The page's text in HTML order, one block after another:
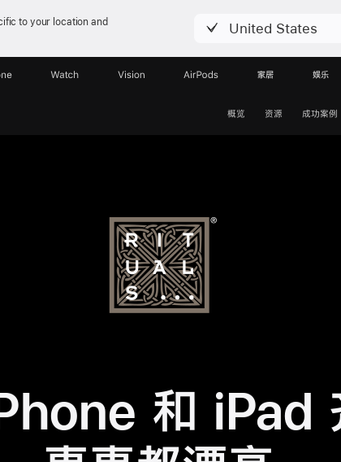
to your location and
United States
Watch Vision AirPods 家居 娱乐
概览 资源 成功案例
和 iPad